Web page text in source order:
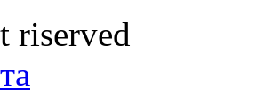
riserved